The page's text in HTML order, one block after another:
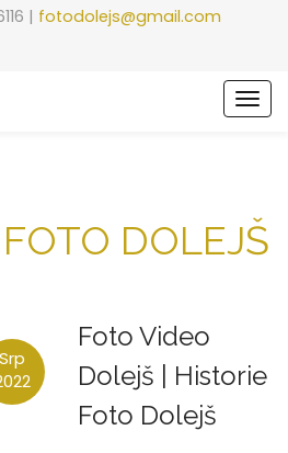
| fotodolejs@gmail.com
DOLEJŠ
Srp
Foto Video
Dolejš
Historie
Foto Dolejš